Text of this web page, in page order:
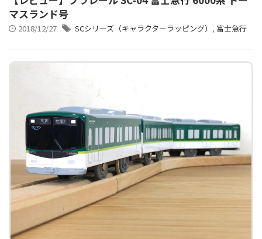
マスランド号
2018/12/27 SCシリーズ（キャラクターラッピング） , 富士急行